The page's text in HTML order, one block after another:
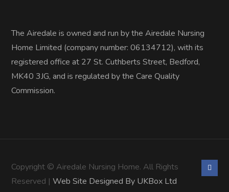
The Airedale is owned and run by the Airedale Nursing
Home Limited (company number: 06134712), with its
registered office at 27 St. Cuthberts Street, Bedford,
MK40 3JG, and is regulated by the Care Quality
Commission.
Copyright © Airedale Nursing Home. All Rights
Reserved |Web Site Designed By UKBox Ltd